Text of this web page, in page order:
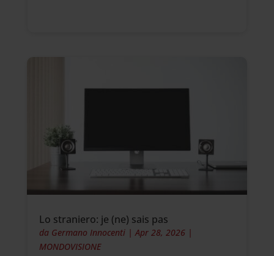
Lo straniero: je (ne) sais pas
da Germano Innocenti|Apr 28, 2026|
MONDOVISIONE